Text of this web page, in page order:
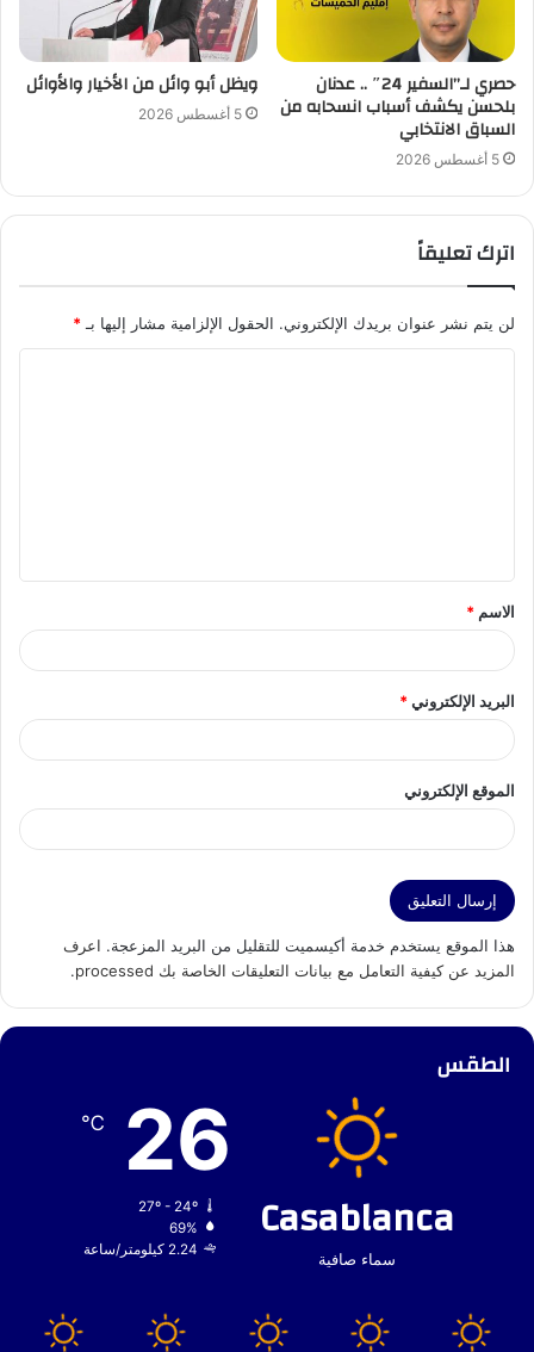
حصري لـ”السفير 24″ .. عدنان
بلحسن يكشف أسباب انسحابه من
السباق الانتخابي
5 أغسطس 2026
ويظل أبو وائل من الأخيار والأوائل
5 أغسطس 2026
اترك تعليقاً
لن يتم نشر عنوان بريدك الإلكتروني. الحقول الإلزامية مشار إليها بـ *
ق
*
الاسم *
البريد الإلكتروني*
الموقع الإلكتروني
هذا الموقع يستخدم خدمة أكيسميت للتقليل من البريد المزعجة. اعرف
المزيد عن كيفية التعامل مع بيانات التعليقات الخاصة بك processed
.
الطقس
Casablanca
سماء صافية
26
℃
27º - 24º
69%
2.24 كيلومتر/ساعة